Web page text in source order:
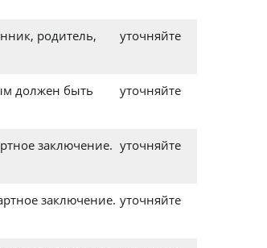
родитель,
уточняйте
должен быть
уточняйте
заключение. уточняйте
заключение. уточняйте